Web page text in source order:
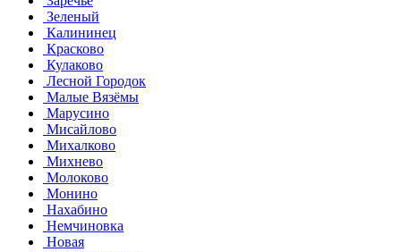
Зеленый
Калининец
Красково
Кулаково
Лесной Городок
Малые Вязёмы
Марусино
Мисайлово
Михалково
Михнево
Молоково
Монино
Нахабино
Немчиновка
Новая